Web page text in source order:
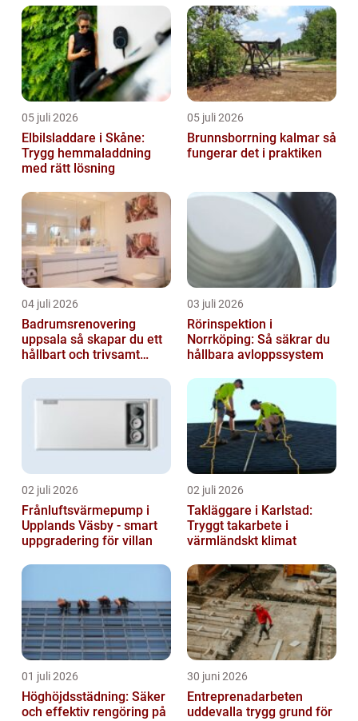
05 juli 2026
Elbilsladdare i Skåne:
Trygg hemmaladdning
med rätt lösning
05 juli 2026
Brunnsborrning kalmar så
fungerar det i praktiken
04 juli 2026
Badrumsrenovering
uppsala så skapar du ett
hållbart och trivsamt
03 juli 2026
Rörinspektion i
Norrköping: Så säkrar du
hållbara avloppssystem
02 juli 2026
Frånluftsvärmepump i
Upplands Väsby - smart
uppgradering för villan
02 juli 2026
Takläggare i Karlstad:
Tryggt takarbete i
värmländskt klimat
01 juli 2026
Höghöjdsstädning: Säker
och effektiv rengöring på
30 juni 2026
Entreprenadarbeten
uddevalla trygg grund för